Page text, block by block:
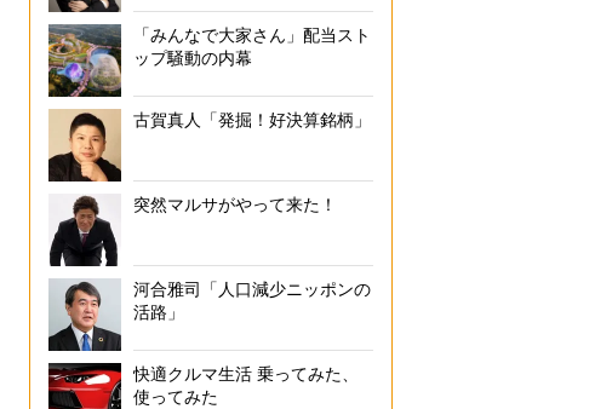
「みんなで大家さん」配当スト
ップ騒動の内幕
古賀真人「発掘！好決算銘柄」
突然マルサがやって来た！
河合雅司「人口減少ニッポンの
活路」
快適クルマ生活 乗ってみた、
使ってみた